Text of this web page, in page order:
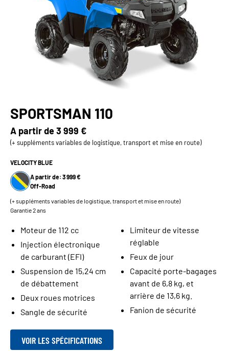
SPORTSMAN 110
A partir de3 999 €
(+ suppléments variables de logistique, transport et mise en route)
VELOCITY BLUE
A partir de: 3 999 €
Off-Road
(+ suppléments variables de logistique, transport et mise en route)
Garantie 2 ans
Moteur de 112 cc
Injection électronique
de carburant (EFI)
Suspension de 15,24 cm
de débattement
Deux roues motrices
Sangle de sécurité
Limiteur de vitesse
réglable
Feux de jour
Capacité porte-bagages
avant de 6,8 kg, et
arrière de 13,6 kg.
Fanion de sécurité
VOIR LES SPÉCIFICATIONS